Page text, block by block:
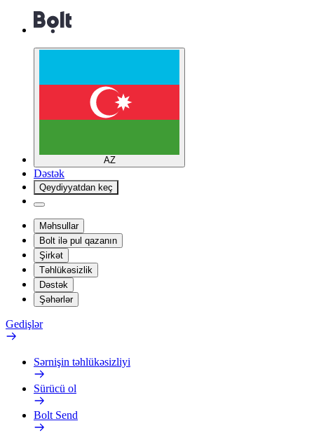
AZ
Dəstək
Qeydiyyatdan keç
Məhsullar
Bolt ilə pul qazanın
Şirkət
Təhlükəsizlik
Dəstək
Şəhərlər
Gedişlər
Sərnişin təhlükəsizliyi
Sürücü ol
Bolt Send